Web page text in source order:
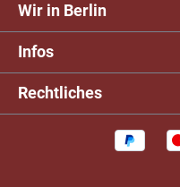
Wir in Berlin
Infos
Rechtliches